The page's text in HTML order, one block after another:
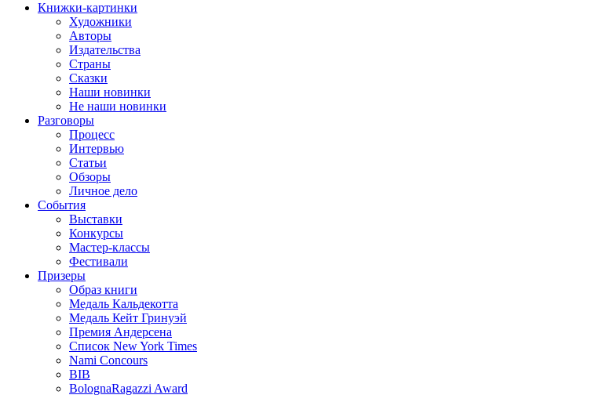
Книжки-картинки
Художники
Авторы
Издательства
Страны
Сказки
Наши новинки
Не наши новинки
Разговоры
Процесс
Интервью
Статьи
Обзоры
Личное дело
События
Выставки
Конкурсы
Мастер-классы
Фестивали
Призеры
Образ книги
Медаль Кальдекотта
Медаль Кейт Гринуэй
Премия Андерсена
Список New York Times
Nami Concours
BIB
BolognaRagazzi Award